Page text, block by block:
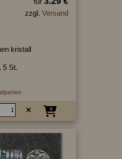
zzgl. Versand
kristall
5 St.